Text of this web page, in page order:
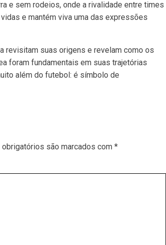
e sem rodeios, onde a rivalidade entre times
e mantém viva uma das expressões
revisitam suas origens e revelam como os
foram fundamentais em suas trajetórias
além do futebol: é símbolo de
obrigatórios são marcados com *